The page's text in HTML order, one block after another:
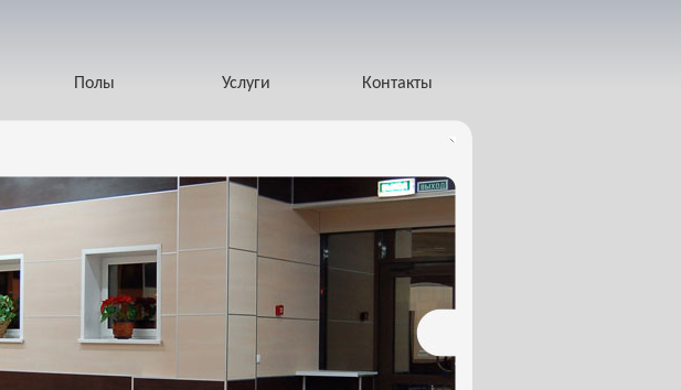
Полы Услуги Контакты